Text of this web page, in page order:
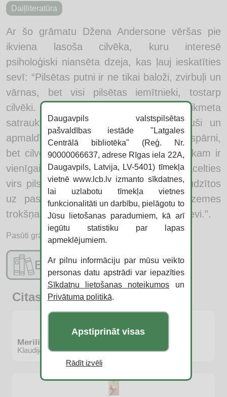
Daiļliteratūra
Ar šo grāmatu Džena Andersone vēršas pie
ikviena lasoša cilvēka, kuru interesē
psiholoģiski niansēta dzeja, kas ļauj ieskatīties
sevī: “Pilsētas putni ir ne tikai baloži, zvirbuļi un
vārnas, bet visi pilsētas iemītnieki, tostarp
cilvēki. Mēs, pilsētas putni, esam šī laikmeta
satraukti, emociju nogurdināti, samulsuši un
apmaldījušies. Putniem izdzīvot ļauj viņu spārni,
bet cilvēkiem – ticība un cerība. Tas laikam ir
vienīgais, kas šodienas apstākļos ļauj pacelties
virs pilsētas, lai no putna lidojuma paraudzītos
uz pasauli, nedaudz distancētos no zemes
trokšņa un tur, klusumā, satiktu pašam sevi.”.
Pasūti grāmatu:
E-katalogs
Citas jaunās grāmatas
Merilina Monro
Klaudija Beinerte
Daugavpils valstspilsētas
pašvaldības iestāde "Latgales
Centrālā bibliotēka" (Reģ. Nr.
90000066637, adrese Rīgas iela 22A,
Daugavpils, Latvija, LV-5401) tīmekļa
vietnē www.lcb.lv izmanto sīkdatnes,
lai uzlabotu tīmekļa vietnes
funkcionalitāti un darbību, pielāgotu to
Jūsu lietošanas paradumiem, kā arī
iegūtu statistiku par lapas
apmeklējumiem.
Ar pilnu informāciju par mūsu veikto
personas datu apstrādi var iepazīties
Sīkdatņu lietošanas noteikumos un
Privātuma politikā.
Apstiprināt visas
Rādīt izvēli